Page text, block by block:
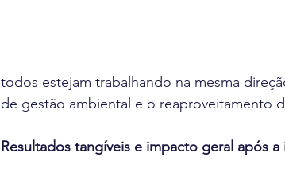
todos estejam trabalhando na mesma
de gestão ambiental e o reaproveitamento
Resultados tangíveis e impacto geral após